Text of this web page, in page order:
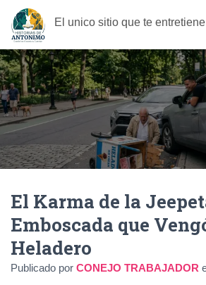
El unico sitio que te entretiene
El Karma de la
Emboscada que
Heladero
Publicado por CONEJO TRABAJADOR